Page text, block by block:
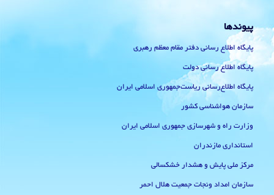
پیوندها
پایگاه اطلاع رسانی دفتر مقام معظم رهبری
پایگاه اطلاع رسانی دولت
پایگاه اطلاع‌رسانی ریاست‌جمهوری اسلامی ایران
سازمان هواشناسی کشور
وزارت راه و شهرسازی جمهوری اسلامی ایران
استانداری مازندران
مرکز ملی پایش و هشدار خشکسالی
سازمان امداد ونجات جمعیت هلال احمر